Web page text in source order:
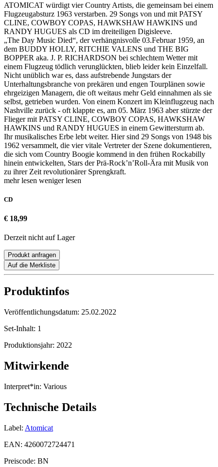
ATOMICAT würdigt vier Country Artists, die gemeinsam bei einem
Flugzeugabsturz 1963 verstarben. 29 Songs von und mit PATSY
CLINE, COWBOY COPAS, HAWKSHAW HAWKINS und
RANDY HUGUES als CD im dreiteiligen Digisleeve.
„The Day Music Died“, der verhängnisvolle 03.Februar 1959, an
dem BUDDY HOLLY, RITCHIE VALENS und THE BIG
BOPPER aka. J. P. RICHARDSON bei schlechtem Wetter mit
einem Flugzeug tödlich verunglückten, blieb leider kein Einzelfall.
Nicht unüblich war es, dass aufstrebende Jungstars der
Unterhaltungsbranche von prekären und engen Tourplänen sowie
ehrgeizigen Managern, die oft weitaus mehr Geld einnahmen als sie
selbst, getrieben wurden. Von einem Konzert im Kleinflugzeug nach
Nashville zurück - oft klappte es, am 05. März 1963 aber stürzte der
Flieger mit PATSY CLINE, COWBOY COPAS, HAWKSHAW
HAWKINS und RANDY HUGUES in einem Gewittersturm ab.
Ihr musikalisches Erbe lebt weiter. Hier sind 29 Songs von 1948 bis
1962 versammelt, die vier vitale Vertreter der Szene dokumentieren,
die sich vom Country Boogie kommend in den frühen Rockabilly
hinein entwickelten, Stars der Prä-Rock’n’Roll-Ära mit Musik von
zu ihrer Zeit revolutionärer Sprengkraft.
mehr lesen weniger lesen
CD
€ 18,99
Derzeit nicht auf Lager
Produkt anfragen
Auf die Merkliste
Produktinfos
Veröffentlichungsdatum: 25.02.2022
Set-Inhalt: 1
Produktionsjahr: 2022
Mitwirkende
Interpret*in: Various
Technische Details
Label: Atomicat
EAN: 4260072724471
Preiscode: BN